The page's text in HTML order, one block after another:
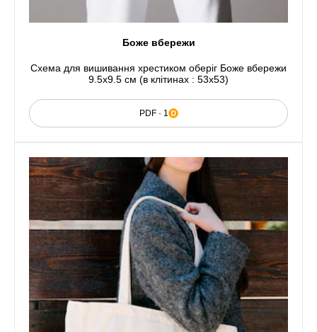
Боже вбережи
Схема для вишивання хрестиком оберіг Боже вбережи
9.5x9.5 см (в клітинах : 53x53)
PDF · 1